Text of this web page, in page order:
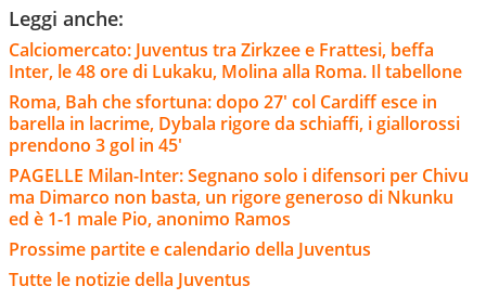
Leggi anche:
Calciomercato: Juventus tra Zirkzee e Frattesi, beffa
Inter, le 48 ore di Lukaku, Molina alla Roma. Il tabellone
Roma, Bah che sfortuna: dopo 27' col Cardiff esce in
barella in lacrime, Dybala rigore da schiaffi, i giallorossi
prendono 3 gol in 45'
PAGELLE Milan-Inter: Segnano solo i difensori per Chivu
ma Dimarco non basta, un rigore generoso di Nkunku
ed è 1-1 male Pio, anonimo Ramos
Prossime partite e calendario della Juventus
Tutte le notizie della Juventus